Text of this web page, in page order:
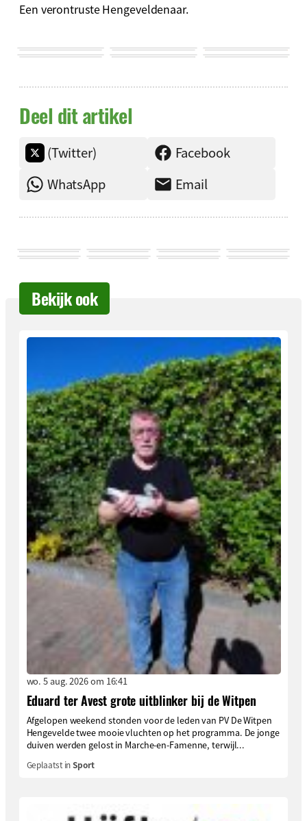
Een verontruste Hengeveldenaar.
Deel dit artikel
(Twitter)
Facebook
WhatsApp
Email
Bekijk ook
wo. 5 aug. 2026 om 16:41
Eduard ter Avest grote uitblinker bij de Witpen
Afgelopen weekend stonden voor de leden van PV De Witpen
Hengevelde twee mooie vluchten op het programma. De jonge
duiven werden gelost in Marche-en-Famenne, terwijl...
Geplaatst inSport